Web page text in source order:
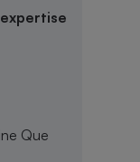
expertise